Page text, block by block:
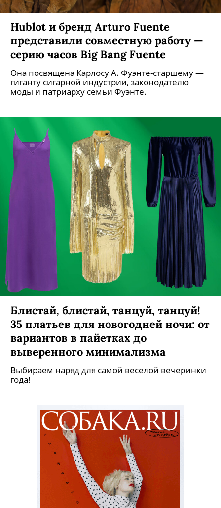
Hublot и бренд Arturo Fuente
представили совместную работу —
серию часов Big Bang Fuente
Она посвящена Карлосу А. Фуэнте-старшему —
гиганту сигарной индустрии, законодателю
моды и патриарху семьи Фуэнте.
Блистай, блистай, танцуй, танцуй!
35 платьев для новогодней ночи: от
вариантов в пайетках до
выверенного минимализма
Выбираем наряд для самой веселой вечеринки
года!